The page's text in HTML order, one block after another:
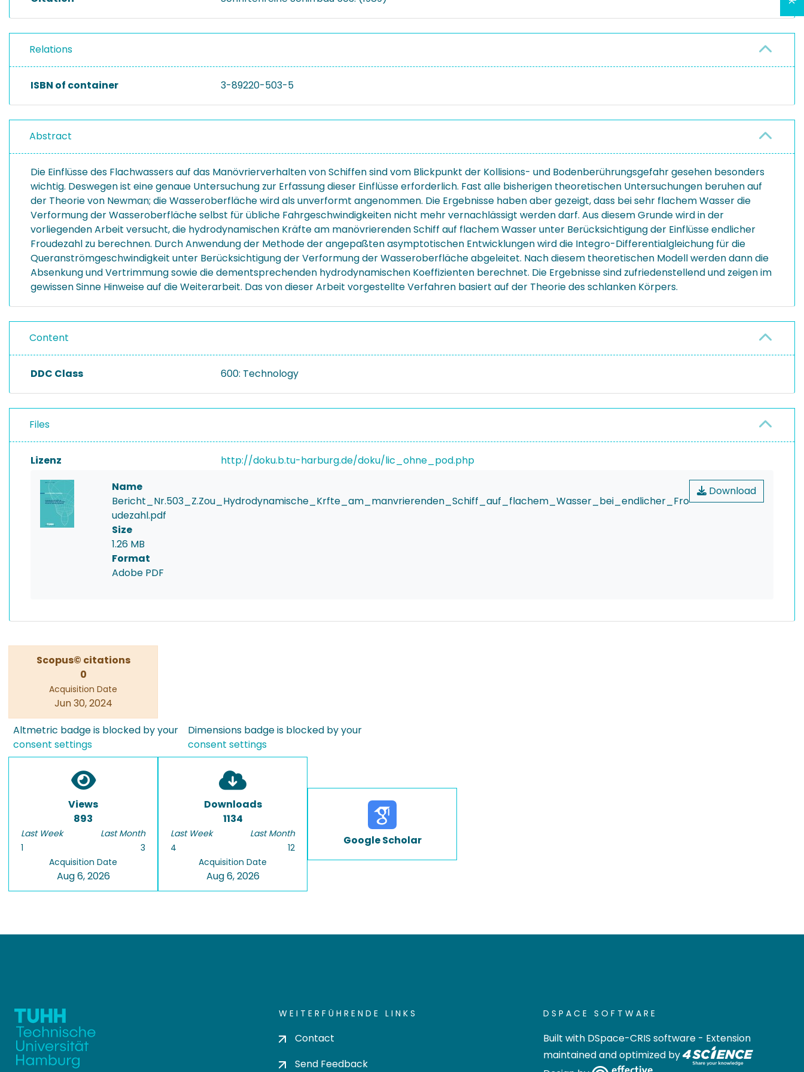
Relations
ISBN of container 3-89220-503-5
Abstract
Die Einflüsse des Flachwassers auf das Manövrierverhalten von Schiffen sind vom Blickpunkt der Kollisions- und Bodenberührungsgefahr gesehen besonders
wichtig. Deswegen ist eine genaue Untersuchung zur Erfassung dieser Einflüsse erforderlich. Fast alle bisherigen theoretischen Untersuchungen beruhen auf
der Theorie von Newman; die Wasseroberfläche wird als unverformt angenommen. Die Ergebnisse haben aber gezeigt, dass bei sehr flachem Wasser die
Verformung der Wasseroberfläche selbst für übliche Fahrgeschwindigkeiten nicht mehr vernachlässigt werden darf. Aus diesem Grunde wird in der
vorliegenden Arbeit versucht, die hydrodynamischen Kräfte am manövrierenden Schiff auf flachem Wasser unter Berücksichtigung der Einflüsse endlicher
Froudezahl zu berechnen. Durch Anwendung der Methode der angepaßten asymptotischen Entwicklungen wird die Integro-Differentialgleichung für die
Queranströmgeschwindigkeit unter Berücksichtigung der Verformung der Wasseroberfläche abgeleitet. Nach diesem theoretischen Modell werden dann die
Absenkung und Vertrimmung sowie die dementsprechenden hydrodynamischen Koeffizienten berechnet. Die Ergebnisse sind zufriedenstellend und zeigen im
gewissen Sinne Hinweise auf die Weiterarbeit. Das von dieser Arbeit vorgestellte Verfahren basiert auf der Theorie des schlanken Körpers.
Content
DDC Class 600: Technology
Files
Lizenz http://doku.b.tu-harburg.de/doku/lic_ohne_pod.php
Download
Name
Bericht_Nr.503_Z.Zou_Hydrodynamische_Krfte_am_manvrierenden_Schiff_auf_flachem_Wasser_bei_endlicher_Fro
udezahl.pdf
Size
1.26 MB
Format
Adobe PDF
Scopus© citations
0
Acquisition Date
Jun 30, 2024
Altmetric badge is blocked by your
consent settings
Dimensions badge is blocked by your
consent settings
Views
893
Last Week
1
Last Month
3
Acquisition Date
Aug 6, 2026
Downloads
1134
Last Week
4
Last Month
12
Acquisition Date
Aug 6, 2026
Google Scholar
WEITERFÜHRENDE LINKS
Contact
Send Feedback
DSPACE SOFTWARE
Built with DSpace-CRIS software - Extension
maintained and optimized by